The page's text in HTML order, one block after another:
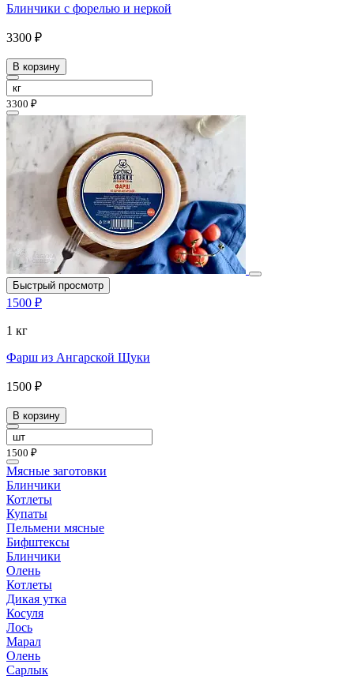
Блинчики с форелью и неркой
3300 ₽
В корзину
3300 ₽
Быстрый просмотр
1500 ₽
1 кг
Фарш из Ангарской Щуки
1500 ₽
В корзину
1500 ₽
Мясные заготовки
Блинчики
Котлеты
Купаты
Пельмени мясные
Бифштексы
Блинчики
Олень
Котлеты
Дикая утка
Косуля
Лось
Марал
Олень
Сарлык